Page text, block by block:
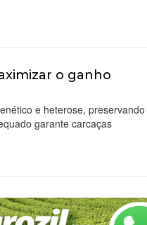
o ganho
e heterose, preservando
garante carcaças